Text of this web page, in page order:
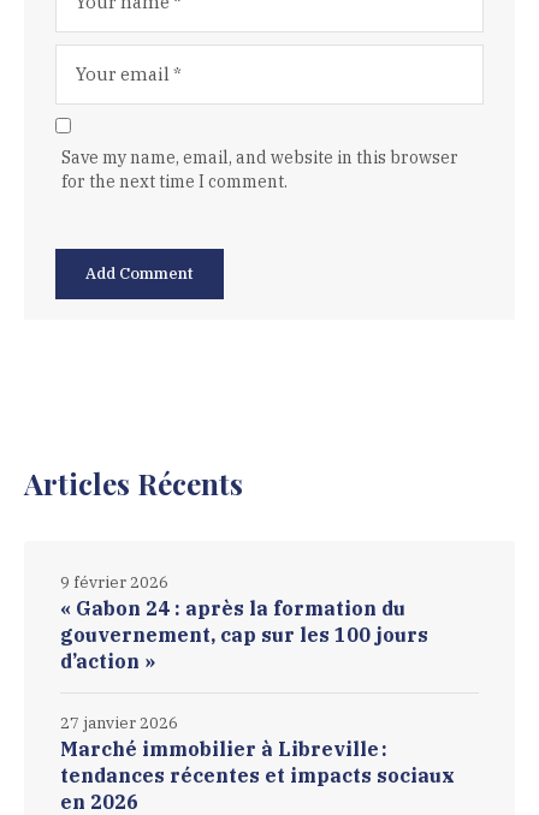
Save my name, email, and website in this browser
for the next time I comment.
Articles Récents
« Gabon 24 : après la formation du
gouvernement, cap sur les 100 jours
d’action »
9 février 2026
Marché immobilier à Libreville :
tendances récentes et impacts sociaux
en 2026
27 janvier 2026